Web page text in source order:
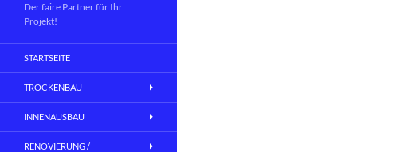
Der faire Partner für Ihr
Projekt!
STARTSEITE
TROCKENBAU
INNENAUSBAU
RENOVIERUNG /